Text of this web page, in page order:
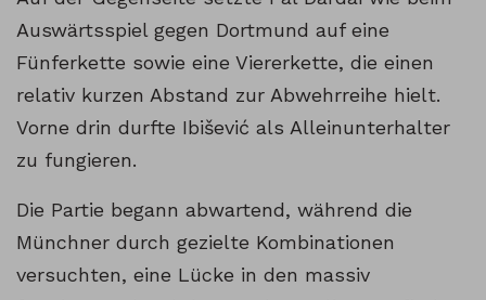
Auswärtsspiel gegen Dortmund auf eine
Fünferkette sowie eine Viererkette, die einen
relativ kurzen Abstand zur Abwehrreihe hielt.
Vorne drin durfte Ibišević als Alleinunterhalter
zu fungieren.
Die Partie begann abwartend, während die
Münchner durch gezielte Kombinationen
versuchten, eine Lücke in den massiv